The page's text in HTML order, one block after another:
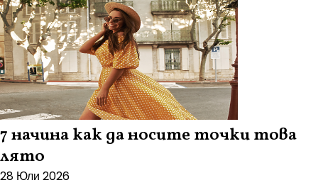
7 начина как да носите точки това
лято
28 Юли 2026